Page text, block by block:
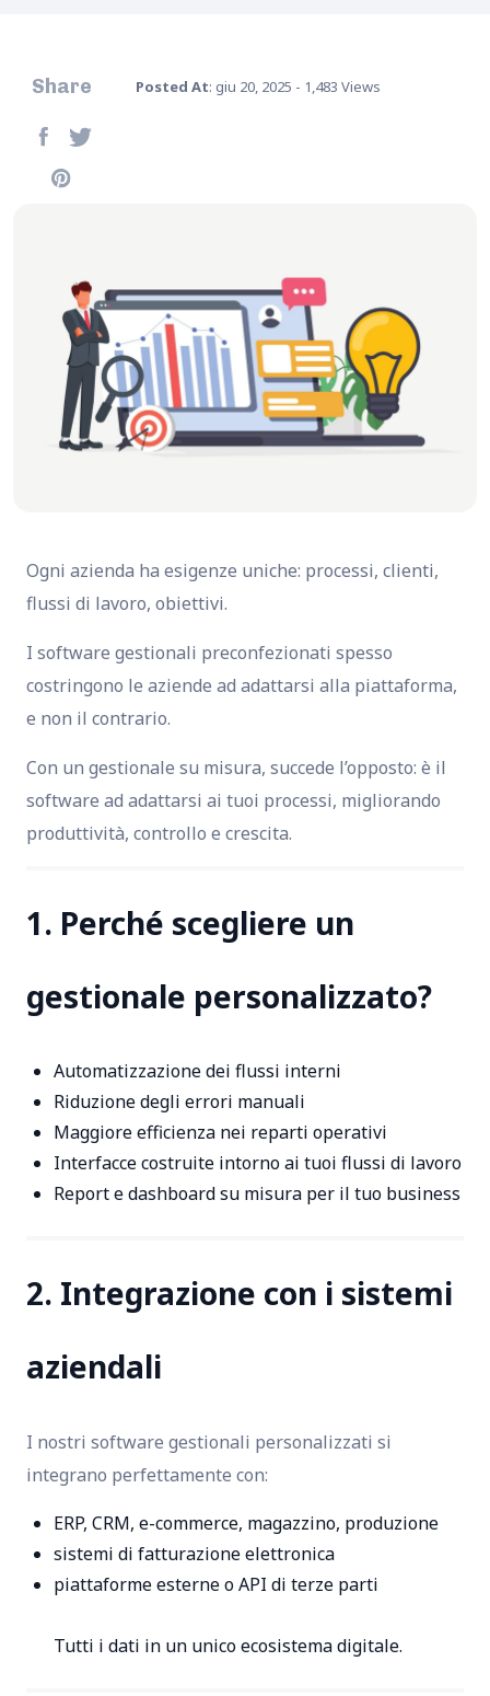
Share Posted At: giu 20, 2025 - 1,483 Views
Ogni azienda ha esigenze uniche: processi, clienti,
flussi di lavoro, obiettivi.
I software gestionali preconfezionati spesso
costringono le aziende ad adattarsi alla piattaforma,
e non il contrario.
Con un gestionale su misura, succede l’opposto: è il
software ad adattarsi ai tuoi processi, migliorando
produttività, controllo e crescita.
1. Perché scegliere un
gestionale personalizzato?
Automatizzazione dei flussi interni
Riduzione degli errori manuali
Maggiore efficienza nei reparti operativi
Interfacce costruite intorno ai tuoi flussi di lavoro
Report e dashboard su misura per il tuo business
2. Integrazione con i sistemi
aziendali
I nostri software gestionali personalizzati si
integrano perfettamente con:
ERP, CRM, e-commerce, magazzino, produzione
sistemi di fatturazione elettronica
piattaforme esterne o API di terze parti
Tutti i dati in un unico ecosistema digitale.